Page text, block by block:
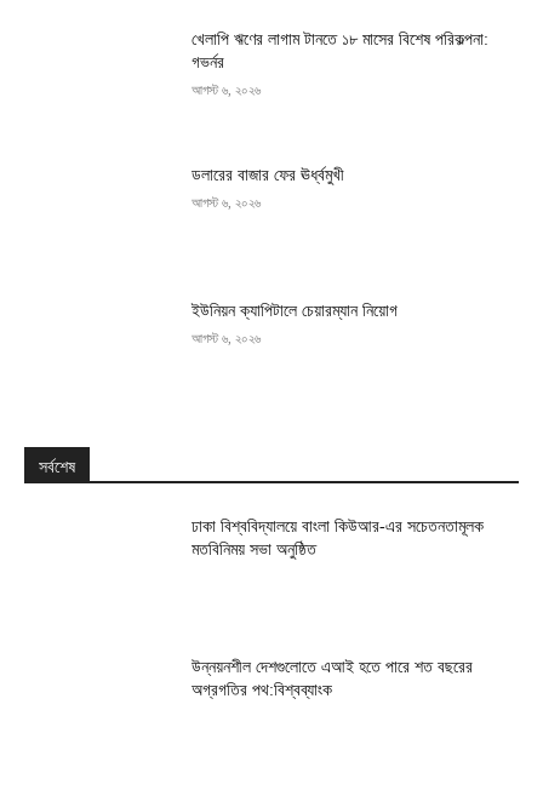
খেলাপি ঋণের লাগাম টানতে ১৮ মাসের বিশেষ পরিকল্পনা:
গভর্নর
আগস্ট ৬, ২০২৬
ডলারের বাজার ফের ঊর্ধ্বমুখী
আগস্ট ৬, ২০২৬
ইউনিয়ন ক্যাপিটালে চেয়ারম্যান নিয়োগ
আগস্ট ৬, ২০২৬
সর্বশেষ
ঢাকা বিশ্ববিদ্যালয়ে বাংলা কিউআর-এর সচেতনতামূলক
মতবিনিময় সভা অনুষ্ঠিত
উন্নয়নশীল দেশগুলোতে এআই হতে পারে শত বছরের
অগ্রগতির পথ:বিশ্বব্যাংক